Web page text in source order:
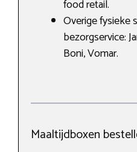
food retail.
Overige fysieke
bezorgservice:
Boni, Vomar.
Maaltijdboxen